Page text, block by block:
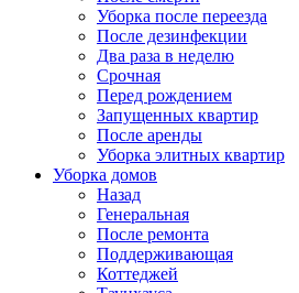
Уборка после переезда
После дезинфекции
Два раза в неделю
Срочная
Перед рождением
Запущенных квартир
После аренды
Уборка элитных квартир
Уборка домов
Назад
Генеральная
После ремонта
Поддерживающая
Коттеджей